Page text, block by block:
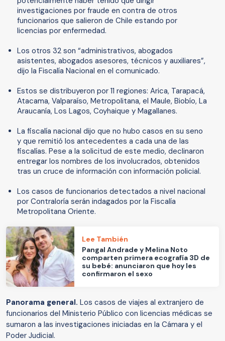
investigaciones por fraude en contra de otros
funcionarios que salieron de Chile estando por
licencias por enfermedad.
Los otros 32 son “administrativos, abogados
asistentes, abogados asesores, técnicos y auxiliares”,
dijo la Fiscalía Nacional en el comunicado.
Estos se distribuyeron por 11 regiones: Arica, Tarapacá,
Atacama, Valparaíso, Metropolitana, el Maule, Biobío, La
Araucanía, Los Lagos, Coyhaique y Magallanes.
La fiscalía nacional dijo que no hubo casos en su seno
y que remitió los antecedentes a cada una de las
fiscalías. Pese a la solicitud de este medio, declinaron
entregar los nombres de los involucrados, obtenidos
tras un cruce de información con información policial.
Los casos de funcionarios detectados a nivel nacional
por Contraloría serán indagados por la Fiscalía
Metropolitana Oriente.
Lee También
Pangal Andrade y Melina Noto
comparten primera ecografía 3D de
su bebé: anunciaron que hoy les
confirmaron el sexo
Panorama general. Los casos de viajes al extranjero de
funcionarios del Ministerio Público con licencias médicas se
sumaron a las investigaciones iniciadas en la Cámara y el
Poder Judicial.